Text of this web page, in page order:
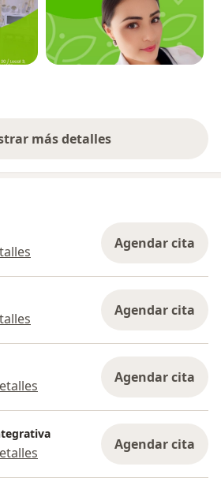
más detalles
sobre la experiencia
Agendar cita
Agendar cita
Agendar cita
Agendar cita